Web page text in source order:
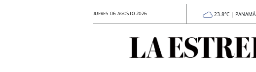
JUEVES 06 AGOSTO 2026 23.8°C | PANAMÁ